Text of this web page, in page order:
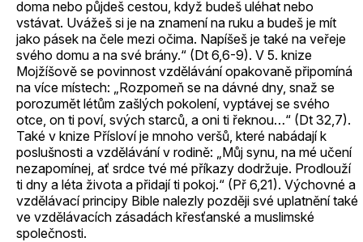
doma nebo půjdeš cestou, když budeš uléhat nebo
vstávat. Uvážeš si je na znamení na ruku a budeš je mít
jako pásek na čele mezi očima. Napíšeš je také na veřeje
svého domu a na své brány.“ (Dt 6,6-9). V 5. knize
Mojžíšově se povinnost vzdělávání opakovaně připomíná
na více místech: „Rozpomeň se na dávné dny, snaž se
porozumět létům zašlých pokolení, vyptávej se svého
otce, on ti poví, svých starců, a oni ti řeknou…“ (Dt 32,7).
Také v knize Přísloví je mnoho veršů, které nabádají k
poslušnosti a vzdělávání v rodině: „Můj synu, na mé učení
nezapomínej, ať srdce tvé mé příkazy dodržuje. Prodlouží
ti dny a léta života a přidají ti pokoj.“ (Př 6,21). Výchovné a
vzdělávací principy Bible nalezly později své uplatnění také
ve vzdělávacích zásadách křesťanské a muslimské
společnosti.